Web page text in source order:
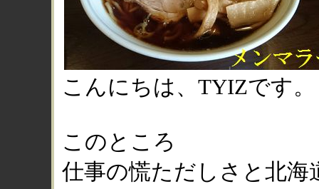
こんにちは、TYIZです。
このところ
仕事の慌ただしさと北